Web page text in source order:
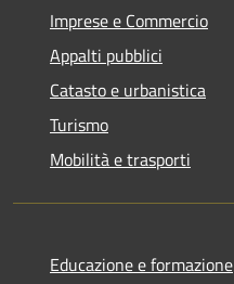
Imprese e Commercio
Appalti pubblici
Catasto e urbanistica
Turismo
Mobilità e trasporti
Educazione e formazione